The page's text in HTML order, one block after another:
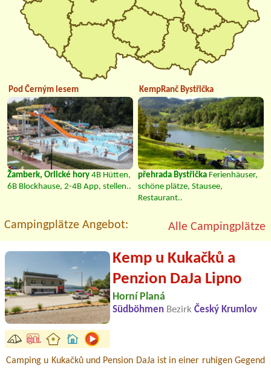
Pod Černým lesem
Žamberk, Orlické hory 4B Hütten,
6B Blockhause, 2-4B App, stellen..
KempRanč Bystřička
přehrada Bystřička Ferienhäuser,
schöne plätze, Stausee,
Restaurant..
Campingplätze Angebot: Alle Campingplätze
Kemp u Kukačků a
Penzion DaJa Lipno
Horní Planá
Südböhmen Bezirk Český Krumlov
Camping u Kukačků und Pension DaJa ist in einer ruhigen Gegend